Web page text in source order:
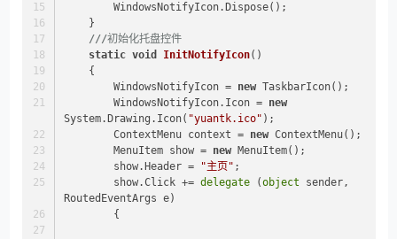
        WindowsNotifyIcon.Dispose();
    }
///初始化托盘控件
static void InitNotifyIcon()
    {
        WindowsNotifyIcon =
new TaskbarIcon();
        WindowsNotifyIcon.Icon =
new
System.Drawing.Icon( "yuantk.ico" );
        ContextMenu context =
new ContextMenu();
        MenuItem show =
new MenuItem();
        show.Header =
"主页" ;
        show.Click +=
delegate (object sender,
RoutedEventArgs e)
        {